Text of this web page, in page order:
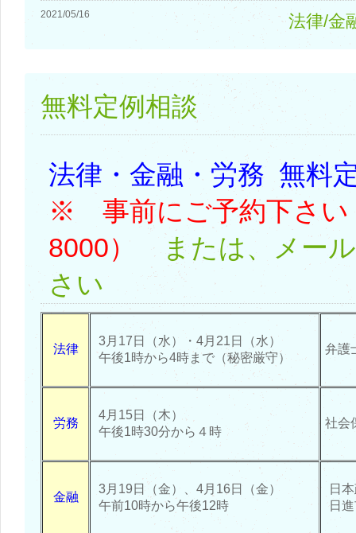
2021/05/16 法律/金
無料定例相談
法律・金融・労務 無
※ 事前にご予約下さい
8000）
または、メー
さい
法律
3月17日（水）・4月21日（水）
午後1時から4時まで（秘密厳守）
弁護
労務
4月15日（木）
午後1時30分から４時
社会
金融
3月19日（金）、4月16日（金）
午前10時から午後12時
日
日